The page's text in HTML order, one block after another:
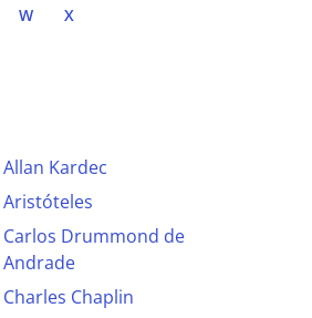
W
X
Allan Kardec
Aristóteles
Carlos Drummond de
Andrade
Charles Chaplin